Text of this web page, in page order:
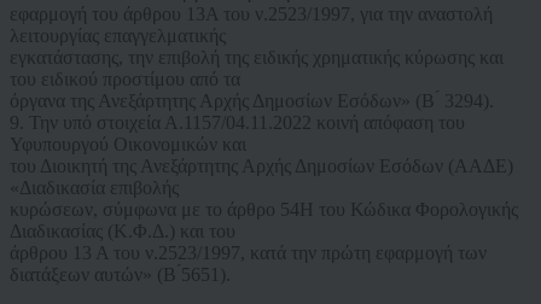
εφαρμογή του άρθρου 13A του ν.2523/1997, για την αναστολή
λειτουργίας επαγγελματικής
εγκατάστασης, την επιβολή της ειδικής χρηματικής κύρωσης και
του ειδικού προστίμου από τα
όργανα της Ανεξάρτητης Αρχής Δημοσίων Εσόδων» (Β ́ 3294).
9. Την υπό στοιχεία Α.1157/04.11.2022 κοινή απόφαση του
Υφυπουργού Οικονομικών και
του Διοικητή της Ανεξάρτητης Αρχής Δημοσίων Εσόδων (ΑΑΔΕ)
«Διαδικασία επιβολής
κυρώσεων, σύμφωνα με το άρθρο 54Η του Κώδικα Φορολογικής
Διαδικασίας (Κ.Φ.Δ.) και του
άρθρου 13 Α του ν.2523/1997, κατά την πρώτη εφαρμογή των
διατάξεων αυτών» (Β ́5651).